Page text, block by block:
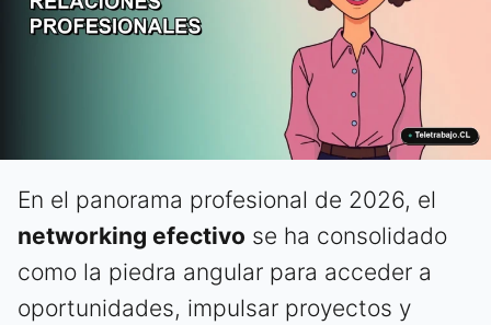
En el panorama profesional de 2026, el
networking efectivo se ha consolidado
como la piedra angular para acceder a
oportunidades, impulsar proyectos y